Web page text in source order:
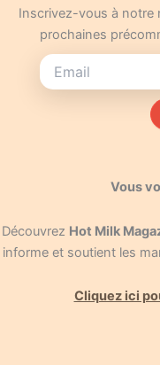
Inscrivez-vous à notre
prochaines
Vous
Découvrez Hot Milk
informe et soutient les
Cliquez ici